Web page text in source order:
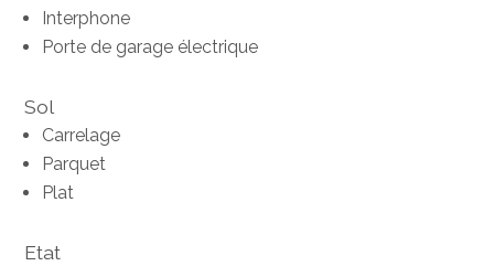
Interphone
Porte de garage électrique
Sol
Carrelage
Parquet
Plat
Etat